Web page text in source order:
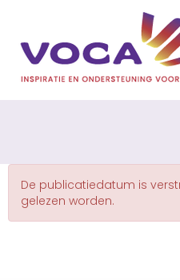
De publicatiedatum is
gelezen worden.